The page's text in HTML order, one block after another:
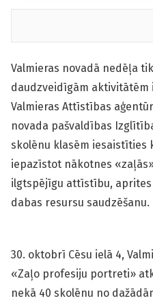
Valmieras novadā nedēļa
daudzveidīgām
Valmieras Attīstības
novada pašvaldības
skolēnu klasēm iesaistīties
iepazīstot nākotnes
ilgtspējīgu attīstību,
dabas resursu sau­dzēšanu.
30. oktobrī Cēsu ielā 4,
«Zaļo profesiju portreti»
nekā 40 skolēnu no